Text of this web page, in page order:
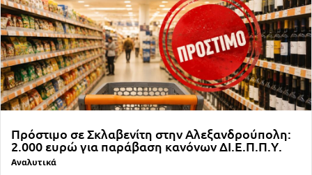
Πρόστιμο σε Σκλαβενίτη στην Αλεξανδρούπολη:
2.000 ευρώ για παράβαση κανόνων ΔΙ.Ε.Π.Π.Υ.
Αναλυτικά